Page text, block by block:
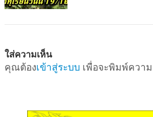
ใส่ความเห็น
คุณต้องเข้าสู่ระบบ เพื่อจะพิมพ์ควา